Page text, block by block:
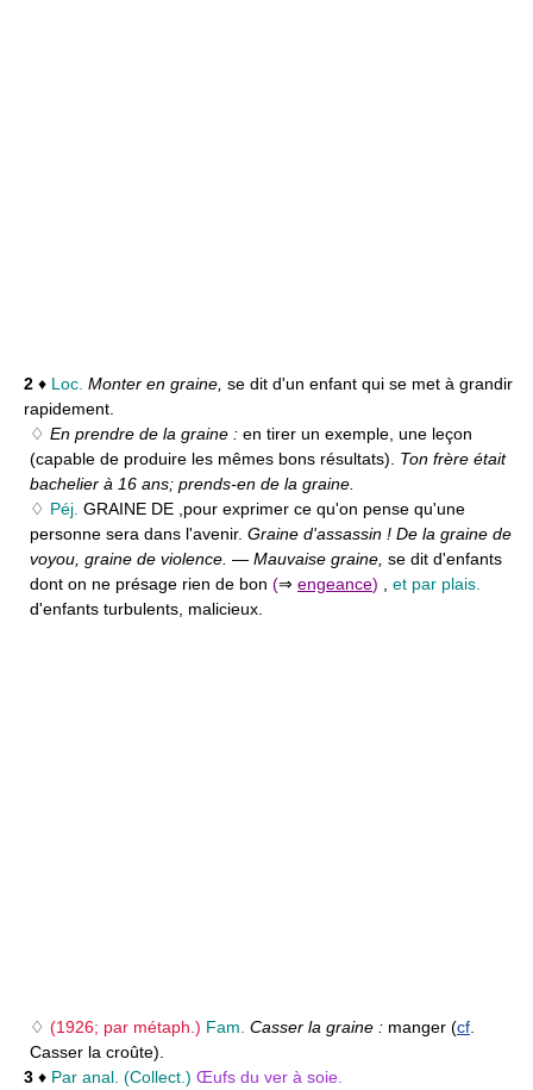
2 ♦ Loc. Monter en graine, se dit d'un enfant qui se met à grandir
rapidement.
♢ En prendre de la graine : en tirer un exemple, une leçon
(capable de produire les mêmes bons résultats). Ton frère était
bachelier à 16 ans; prends-en de la graine.
♢ Péj. GRAINE DE , pour exprimer ce qu'on pense qu'une
personne sera dans l'avenir. Graine d'assassin ! De la graine de
voyou, graine de violence. — Mauvaise graine, se dit d'enfants
dont on ne présage rien de bon (⇒ engeance)
et par plais.
d'enfants turbulents, malicieux.
♢ (1926; par métaph.) Fam. Casser la graine : manger (cf
Casser la croûte).
3 ♦ Par anal. (Collect.) Œufs du ver à soie.